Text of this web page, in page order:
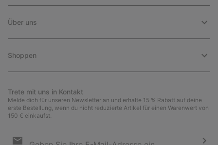
Über uns
Shoppen
Trete mit uns in Kontakt
Melde dich für unseren Newsletter an und erhalte 15 % Rabatt auf deine
erste Bestellung, wenn du nicht reduzierte Artikel für einen Warenwert von
150 € einkaufst.
Anmeldung